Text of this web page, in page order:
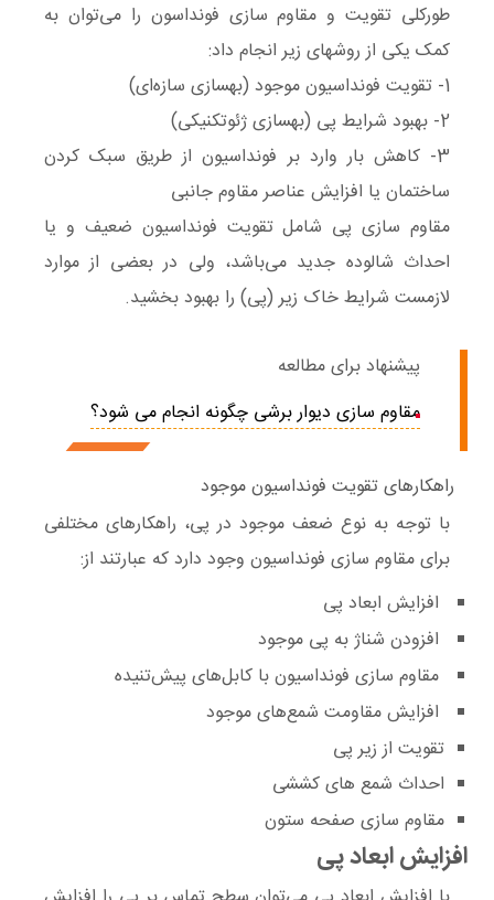
طورکلی تقویت و مقاوم سازی فونداسون را می‌توان به
کمک یکی از روشهای زیر انجام داد:
1- تقویت فونداسیون موجود (بهسازی سازه‌ای)
2- بهبود شرایط پی (بهسازی ژئوتکنیکی)
3- کاهش بار وارد بر فونداسیون از طریق سبک کردن
ساختمان یا افزایش عناصر مقاوم جانبی
مقاوم سازی پی شامل تقویت فونداسیون ضعیف و یا
احداث شالوده جدید می‌باشد، ولی در بعضی از موارد
لازمست شرایط خاک زیر (پی) را بهبود بخشید.
پیشنهاد برای مطالعه
مقاوم سازی دیوار برشی چگونه انجام می شود؟
راهکارهای تقويت فونداسیون موجود
با توجه به نوع ضعف موجود در پی، راهکارهای مختلفی
برای مقاوم سازی فونداسیون وجود دارد که عبارتند از:
افزایش ابعاد پی
افزودن شناژ به پی موجود
مقاوم سازی فونداسیون با کابل‌های پیش‌تنیده
افزایش مقاومت شمع‌های موجود
تقویت از زیر پی
احداث شمع های کششی
مقاوم سازی صفحه ستون
افزایش ابعاد پی